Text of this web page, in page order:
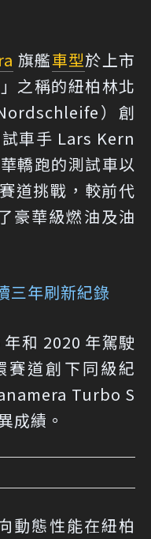
旗艦車型於上市
之稱的紐柏林北
）創
車手 Lars Kern
轎跑的測試車以
道挑戰，較前代
豪華級燃油及油
三年刷新紀錄
和 2020 年駕駛
賽道創下同級紀
Turbo S
成績。
動態性能在紐柏